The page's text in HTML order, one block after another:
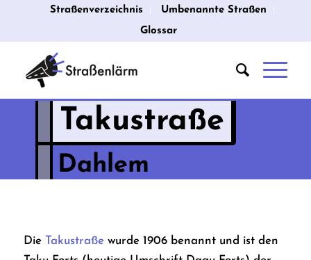
Straßenverzeichnis
Umbenannte Straßen
Glossar
Takustraße
Dahlem
Die Takustraßewurde 1906 benannt und ist den